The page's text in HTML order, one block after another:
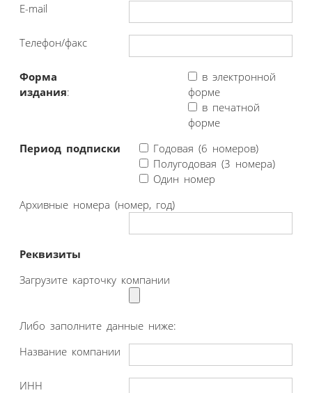
E-mail
Телефон/факс
Форма
издания:
в электронной
форме
в печатной
форме
Период подписки
Годовая (6 номеров)
Полугодовая (3 номера)
Один номер
Архивные номера (номер, год)
Реквизиты
Загрузите карточку компании
Либо заполните данные ниже:
Название компании
ИНН